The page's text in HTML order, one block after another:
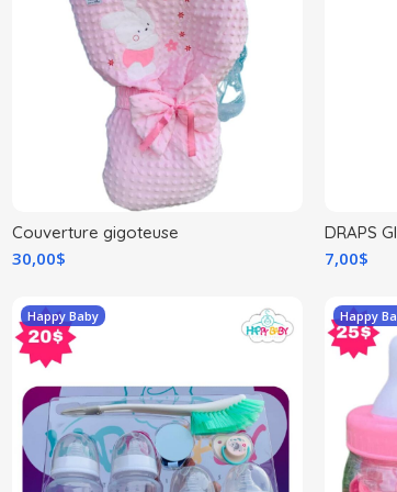
Couverture gigoteuse
30,00$
DRAPS
7,00$
Happy Baby Happy